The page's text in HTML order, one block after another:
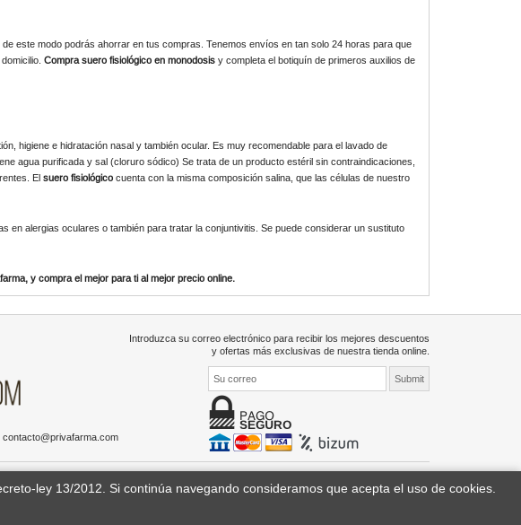
de este modo podrás ahorrar en tus compras. Tenemos envíos en tan solo 24 horas para que
Compra suero fisiológico en monodosisy completa el botiquín de primeros auxilios de
higiene e hidratación nasal y también ocular. Es muy recomendable para el lavado de
agua purificada y sal (cloruro sódico) Se trata de un producto estéril sin contraindicaciones,
El suero fisiológicocuenta con la misma composición salina, que las células de nuestro
en alergias oculares o también para tratar la conjuntivitis. Se puede considerar un sustituto
y compra el mejor para ti al mejor precio online.
Introduzca su correo electrónico para recibir los mejores descuentos
y ofertas más exclusivas de nuestra tienda online.
contacto@privafarma.com
ley 13/2012. Si continúa navegando consideramos que acepta el uso de cookies.